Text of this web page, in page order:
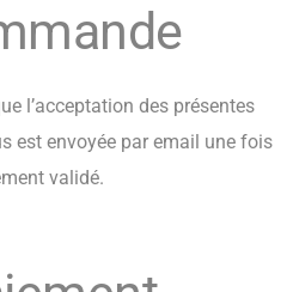
l’acceptation des présentes
est envoyée par email une fois
validé.